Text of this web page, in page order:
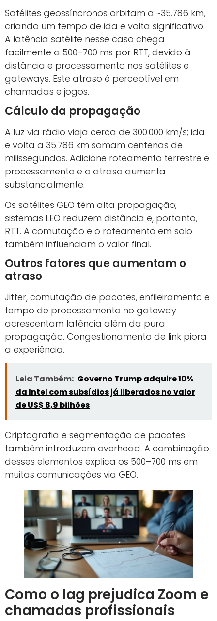
Satélites geossíncronos orbitam a ~35.786 km,
criando um tempo de ida e volta significativo.
A latência satélite nesse caso chega
facilmente a 500–700 ms por RTT, devido à
distância e processamento nos satélites e
gateways. Este atraso é perceptível em
chamadas e jogos.
Cálculo da propagação
A luz via rádio viaja cerca de 300.000 km/s; ida
e volta a 35.786 km somam centenas de
milissegundos. Adicione roteamento terrestre e
processamento e o atraso aumenta
substancialmente.
Os satélites GEO têm alta propagação;
sistemas LEO reduzem distância e, portanto,
RTT. A comutação e o roteamento em solo
também influenciam o valor final.
Outros fatores que aumentam o
atraso
Jitter, comutação de pacotes, enfileiramento e
tempo de processamento no gateway
acrescentam latência além da pura
propagação. Congestionamento de link piora
a experiência.
Leia Também: Governo Trump adquire 10%
da Intel com subsídios já liberados no valor
de US$ 8,9 bilhões
Criptografia e segmentação de pacotes
também introduzem overhead. A combinação
desses elementos explica os 500–700 ms em
muitas comunicações via GEO.
Como o lag prejudica Zoom e
chamadas profissionais